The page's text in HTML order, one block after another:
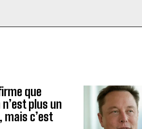
que
plus un
mais c’est